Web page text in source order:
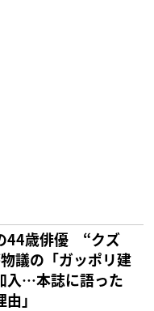
44歳俳優 “クズ
議の「ガッポリ建
入…本誌に語った
」